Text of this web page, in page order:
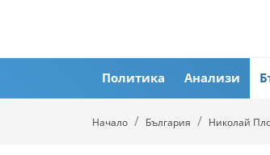
Политика Анализи
Начало България Николай